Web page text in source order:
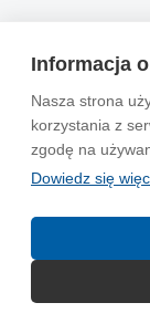
Informacja
Nasza strona
korzystania z
zgodę na
Dowiedz się